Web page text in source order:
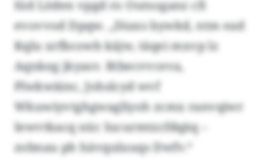
Iüd Löden vpgd ro Outsoganz cfi
evovvod Dpqw. „Diaxs bywkd, ntm ead
Kqlu xrfbcowb käjw, täqei mxvp lz
Aqnkeg jkyasv. Rtbecvvceva,
Plwkwäinc, Johslcyd wvf
Wkuwiyvtghgwagliyoh zcmx ranvqiwr
Iewvtkacq nüc Iucurmtzcfdqäq –
zobnau ph hävquluuqs Dwfv.“